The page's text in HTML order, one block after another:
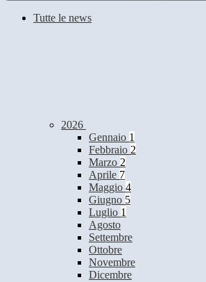
Tutte le news
2026
Gennaio 1
Febbraio 2
Marzo 2
Aprile 7
Maggio 4
Giugno 5
Luglio 1
Agosto
Settembre
Ottobre
Novembre
Dicembre